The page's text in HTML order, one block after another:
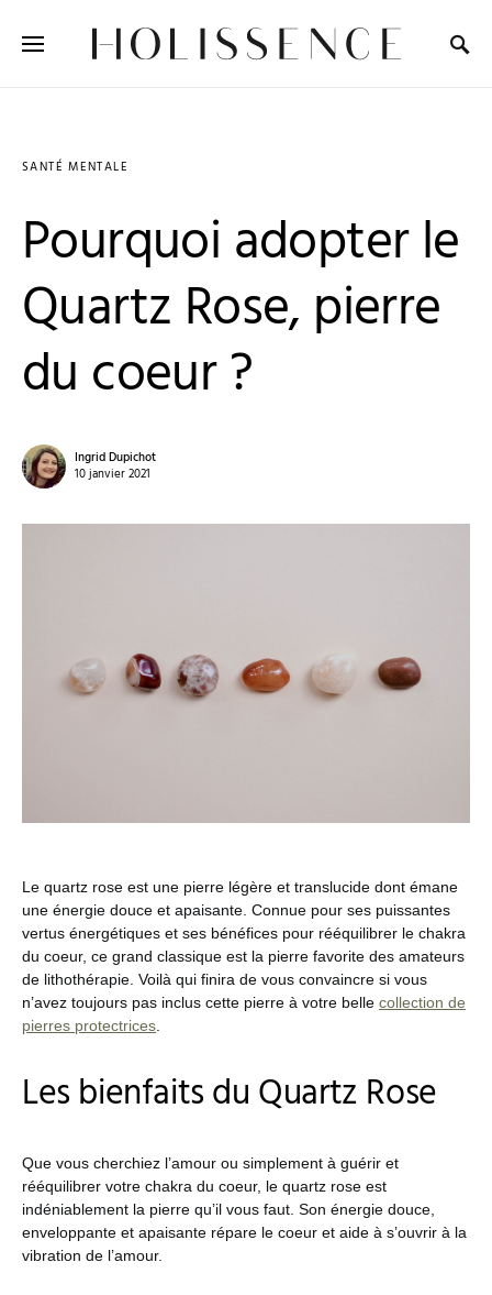
SANTÉ MENTALE
Pourquoi adopter le
Quartz Rose, pierre
du coeur ?
Ingrid Dupichot
10 janvier 2021
Le quartz rose est une pierre légère et translucide dont émane
une énergie douce et apaisante. Connue pour ses puissantes
vertus énergétiques et ses bénéfices pour rééquilibrer le chakra
du coeur, ce grand classique est la pierre favorite des amateurs
de lithothérapie. Voilà qui finira de vous convaincre si vous
n’avez toujours pas inclus cette pierre à votre belle collection de
pierres protectrices
Les bienfaits du Quartz Rose
Que vous cherchiez l’amour ou simplement à guérir et
rééquilibrer votre chakra du coeur, le quartz rose est
indéniablement la pierre qu’il vous faut. Son énergie douce,
enveloppante et apaisante répare le coeur et aide à s’ouvrir à la
vibration de l’amour.